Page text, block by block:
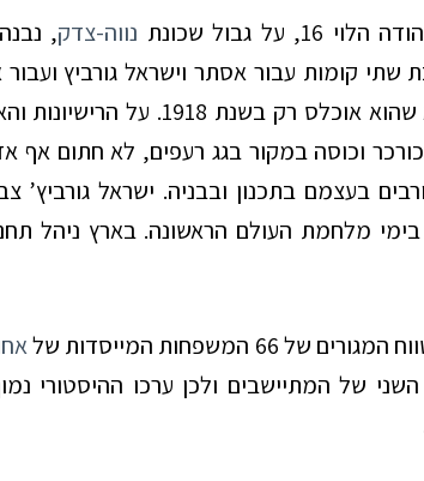
על גבול שכונת נווה-צדק,
כווילה בת שתי קומות עבור אסתר וישראל גורביץ
יצחק שטיינברג, אלא שהוא אוכלס רק
וכוסה במקור בגג רעפים, לא חתום אף
בעצמם בתכנון ובבניה. ישראל גורביץ’
בימי מלחמת העולם הראשונה. בארץ ניהל
המשפחות המייסדות של
השני של המתיישבים ולכן ערכו ההיסטורי